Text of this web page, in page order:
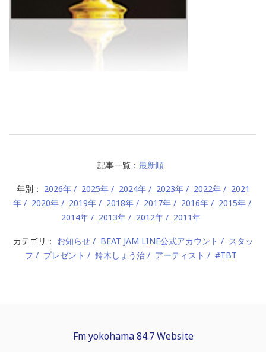
記事一覧： 最新順
年別： 2026年 2025年 2024年 2023年 2022年
2021
年
2020年 2019年 2018年 2017年 2016年
2015年
2014年
2013年 2012年 2011年
カテゴリ： お知らせ BEAT JAM LINE公式アカウント
スタッ
フ
プレゼント 鈴木しょう治 アーティスト #TBT
Fm yokohama 84.7 Website